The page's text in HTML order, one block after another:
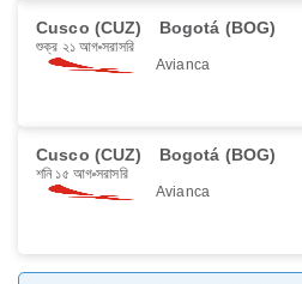
Cusco (CUZ) Bogotá (BOG)
শুক্র ২১ আগ সরাসরি
Avianca
Cusco (CUZ) Bogotá (BOG)
শনি ১৫ আগ সরাসরি
Avianca